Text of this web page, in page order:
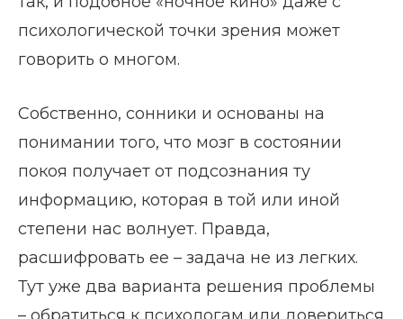
психологической точки зрения может
говорить о многом.
Собственно, сонники и основаны на
понимании того, что мозг в состоянии
покоя получает от подсознания ту
информацию, которая в той или иной
степени нас волнует. Правда,
расшифровать ее – задача не из легких.
Тут уже два варианта решения проблемы